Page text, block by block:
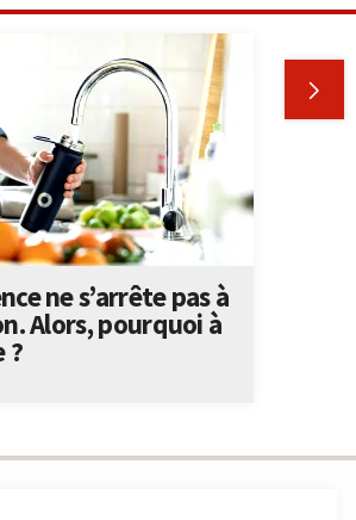

ne s’arrête pas à
Alors, pourquoi à
?